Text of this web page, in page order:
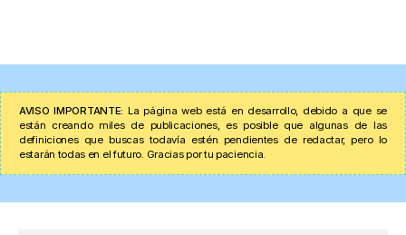
AVISO IMPORTANTE: La página web está en desarrollo, debido a que se
están creando miles de publicaciones, es posible que algunas de las
definiciones que buscas todavía estén pendientes de redactar, pero lo
estarán todas en el futuro. Gracias por tu paciencia.